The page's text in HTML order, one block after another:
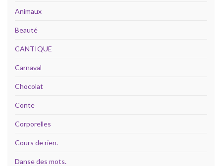
Animaux
Beauté
CANTIQUE
Carnaval
Chocolat
Conte
Corporelles
Cours de rien.
Danse des mots.